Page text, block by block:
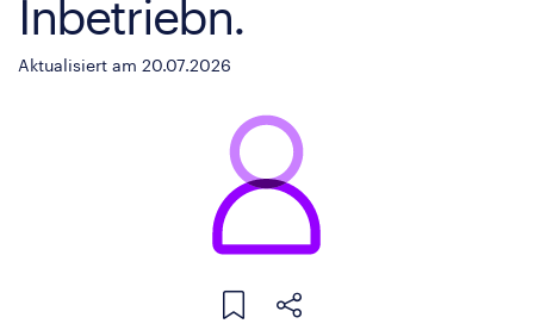
Inbetriebn.
Aktualisiert am 20.07.2026